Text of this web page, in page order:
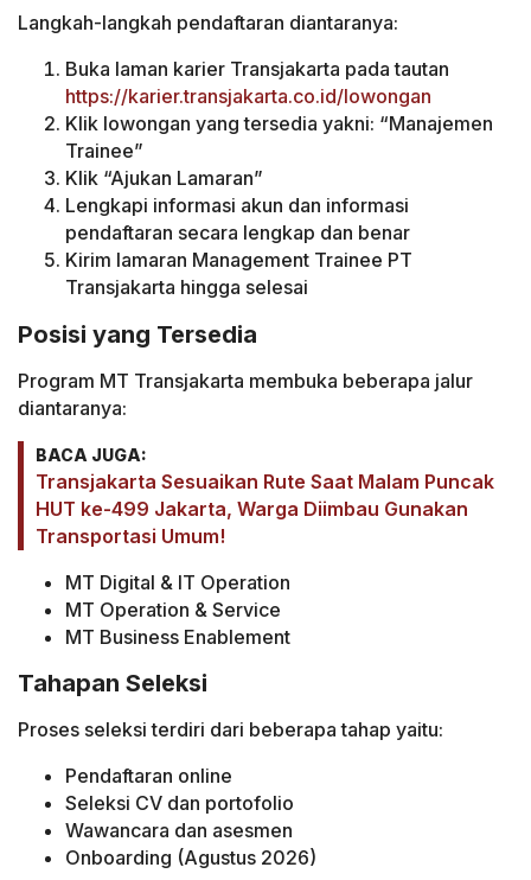
Langkah-langkah pendaftaran diantaranya:
Buka laman karier Transjakarta pada tautan
https://karier.transjakarta.co.id/lowongan
Klik lowongan yang tersedia yakni: “Manajemen
Trainee”
Klik “Ajukan Lamaran”
Lengkapi informasi akun dan informasi
pendaftaran secara lengkap dan benar
Kirim lamaran Management Trainee PT
Transjakarta hingga selesai
Posisi yang Tersedia
Program MT Transjakarta membuka beberapa jalur
diantaranya:
BACA JUGA:
Transjakarta Sesuaikan Rute Saat Malam Puncak
HUT ke-499 Jakarta, Warga Diimbau Gunakan
Transportasi Umum!
MT Digital & IT Operation
MT Operation & Service
MT Business Enablement
Tahapan Seleksi
Proses seleksi terdiri dari beberapa tahap yaitu:
Pendaftaran online
Seleksi CV dan portofolio
Wawancara dan asesmen
Onboarding (Agustus 2026)